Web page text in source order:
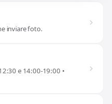
inviare foto.
e 14:00-19:00 •